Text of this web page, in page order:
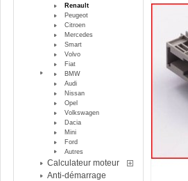
Renault
Peugeot
Citroen
Mercedes
Smart
Volvo
Fiat
BMW
Audi
Nissan
Opel
Volkswagen
Dacia
Mini
Ford
Autres
Calculateur moteur
Anti-démarrage